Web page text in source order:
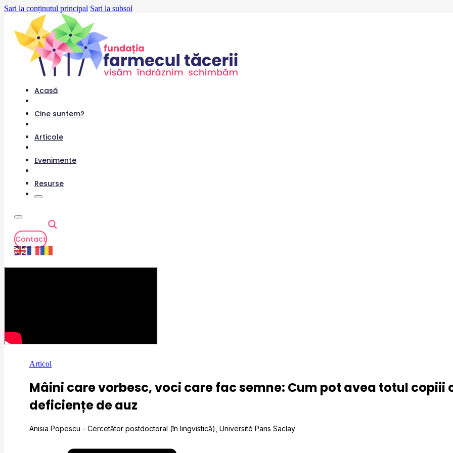
Sari la conținutul principal Sari la subsol
Acasă
Cine suntem?
Articole
Evenimente
Resurse
Contact
Articol
Mâini care vorbesc, voci care fac semne: Cum pot avea totul copiii
deficiențe de auz
Anisia Popescu - Cercetător postdoctoral (în lingvistică), Université Paris Saclay